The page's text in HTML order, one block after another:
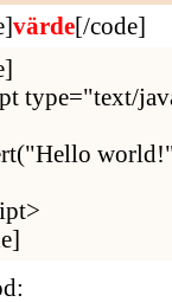
värde[/code]
type="text/